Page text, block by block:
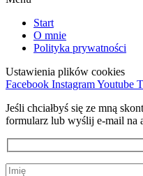
Start
O mnie
Polityka prywatności
Ustawienia plików cookies
Facebook InstagramYoutube
Jeśli chciałbyś się ze mną
formularz lub wyślij e-mail na